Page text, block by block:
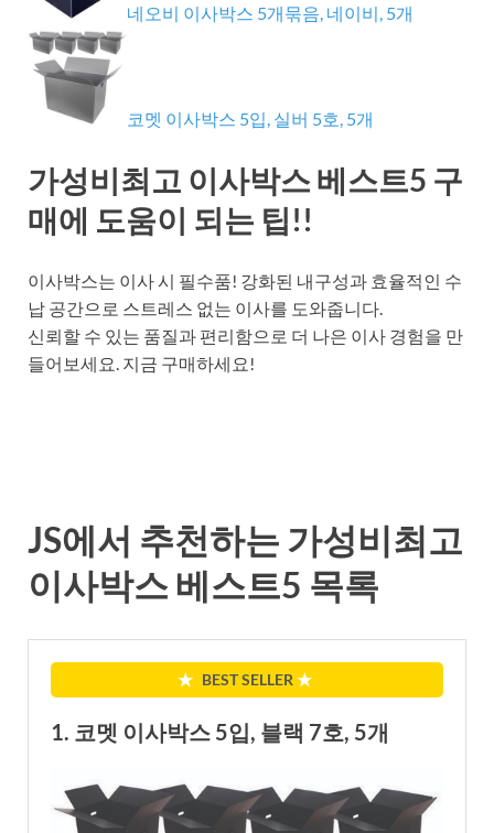
네오비 이사박스 5개묶음, 네이비, 5개
코멧 이사박스 5입, 실버 5호, 5개
가성비최고 이사박스 베스트5 구
매에 도움이 되는 팁!!
이사박스는 이사 시 필수품! 강화된 내구성과 효율적인 수
납 공간으로 스트레스 없는 이사를 도와줍니다.
신뢰할 수 있는 품질과 편리함으로 더 나은 이사 경험을 만
들어보세요. 지금 구매하세요!
JS에서 추천하는 가성비최고
이사박스 베스트5 목록
★ BEST SELLER ★
1. 코멧 이사박스 5입, 블랙 7호, 5개